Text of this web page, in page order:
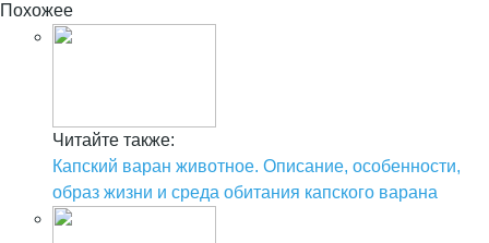
Похожее
Читайте также:
Капский варан животное. Описание, особенности,
образ жизни и среда обитания капского варана